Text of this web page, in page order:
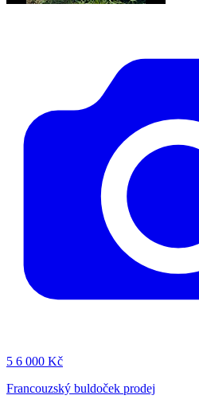
5 6 000 Kč
Francouzský buldoček prodej